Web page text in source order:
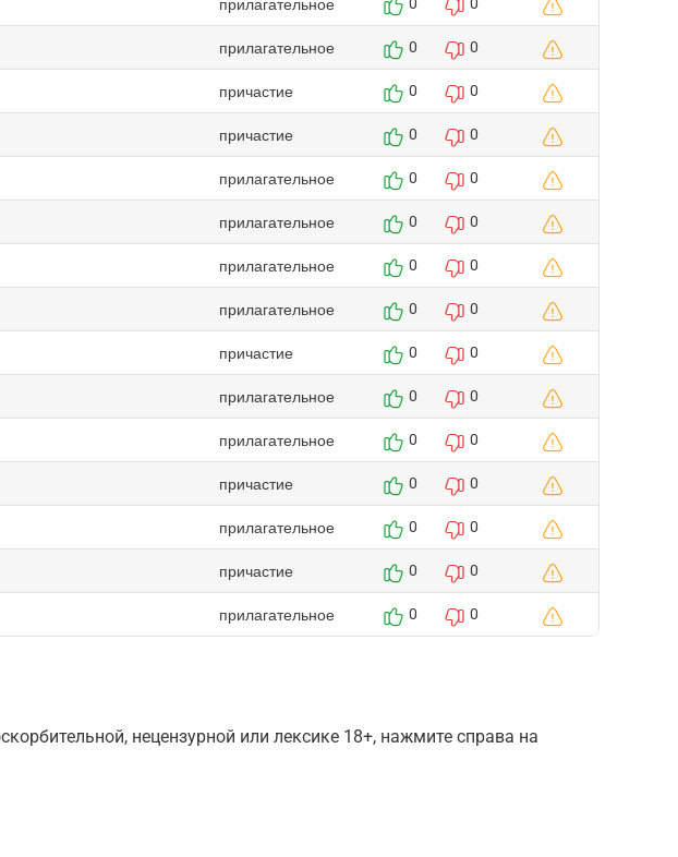
прилагательное 0 0
причастие 0 0
причастие 0 0
прилагательное 0 0
прилагательное 0 0
прилагательное 0 0
прилагательное 0 0
причастие 0 0
прилагательное 0 0
прилагательное 0 0
причастие 0 0
прилагательное 0 0
причастие 0 0
прилагательное 0 0
нецензурной или лексике 18+, нажмите справа на